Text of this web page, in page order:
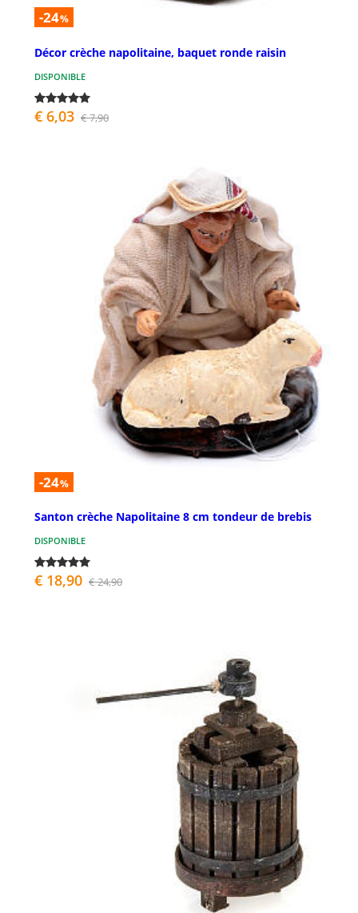
-24%
Décor crèche napolitaine, baquet ronde raisin
DISPONIBLE
€ 6,03 € 7,90
-24%
Santon crèche Napolitaine 8 cm tondeur de brebis
DISPONIBLE
€ 18,90 € 24,90